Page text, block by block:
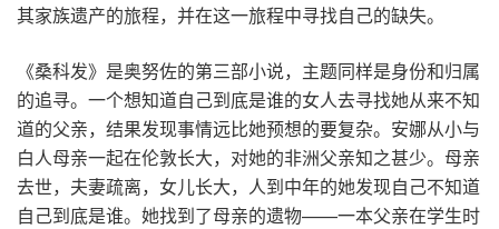
其家族遗产的旅程，并在这一旅程中寻找自己的缺失。
《桑科发》是奥努佐的第三部小说，主题同样是身份和归属
的追寻。一个想知道自己到底是谁的女人去寻找她从来不知
道的父亲，结果发现事情远比她预想的要复杂。安娜从小与
白人母亲一起在伦敦长大，对她的非洲父亲知之甚少。母亲
去世，夫妻疏离，女儿长大，人到中年的她发现自己不知道
自己到底是谁。她找到了母亲的遗物——一本父亲在学生时